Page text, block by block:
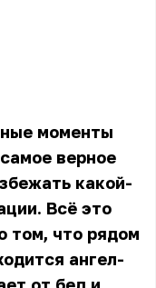
моменты
верное
какой-
Всё это
том, что рядом
ангел-